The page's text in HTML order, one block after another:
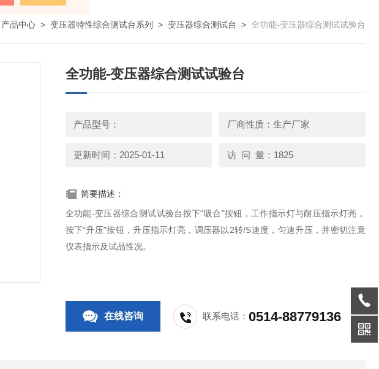
产品中心 > 变压器特性综合测试台系列 > 变压器综合测试台 > 全功能-变压器综合测试试验台
全功能-变压器综合测试试验台
产品型号： 厂商性质：生产厂家
更新时间：2025-01-11 访 问 量：1825
简要描述：
全功能-变压器综合测试试验台按下“吸合"按钮，工作指示灯与耐压指示灯亮，
按下“升压"按钮，升压指示灯亮，调压器以2转/S速度，匀速升压，并密切注意
仪表指示及试品性况。
在线咨询 联系电话：0514-88779136